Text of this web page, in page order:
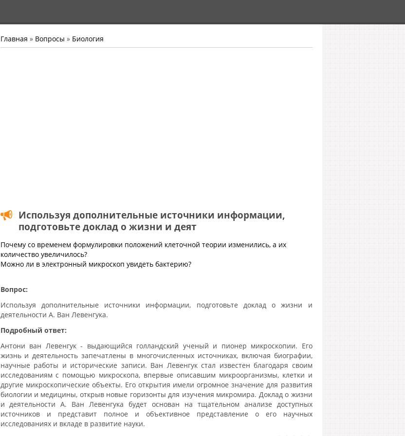
Главная » Вопросы » Биология
Используя дополнительные источники информации,
подготовьте доклад о жизни и деят
Почему со временем формулировки положений клеточной теории изменились, а их
количество увеличилось?
Можно ли в электронный микроскоп увидеть бактерию?
Вопрос:
Используя дополнительные источники информации, подготовьте доклад о жизни и
деятельности А. Ван Левенгука.
Подробный ответ:
Антони ван Левенгук - выдающийся голландский ученый и пионер микроскопии. Его
жизнь и деятельность запечатлены в многочисленных источниках, включая биографии,
научные работы и исторические записи. Ван Левенгук стал известен благодаря своим
исследованиям с помощью микроскопа, впервые описавшим микроорганизмы, клетки и
другие микроскопические объекты. Его открытия имели огромное значение для развития
биологии и медицины, открыв новые горизонты для изучения микромира. Доклад о жизни
и деятельности А. Ван Левенгука будет основан на тщательном анализе доступных
источников и представит полное и объективное представление о его научных
исследованиях и вкладе в развитие науки.